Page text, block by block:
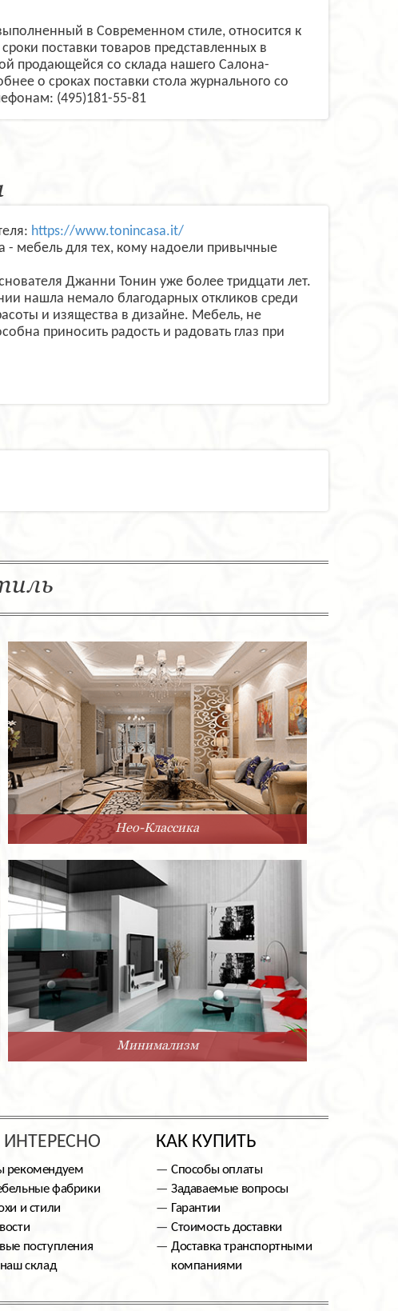
в Современном стиле, относится к
поставки товаров представленных в
продающейся со склада нашего Салона-
о сроках поставки стола журнального со
(495)181-55-81
https://www.tonincasa.it/
- мебель для тех, кому надоели привычные
Джанни Тонин уже более тридцати лет.
нашла немало благодарных откликов среди
и изящества в дизайне. Мебель, не
приносить радость и радовать глаз при
Нео-Классика
Минимализм
ИНТЕРЕСНО
рекомендуем
фабрики
и стили
поступления
склад
КАК КУПИТЬ
Способы оплаты
Задаваемые вопросы
Гарантии
Стоимость доставки
Доставка транспортными
компаниями